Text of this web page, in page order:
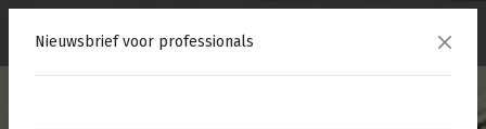
Nieuwsbrief voor professionals